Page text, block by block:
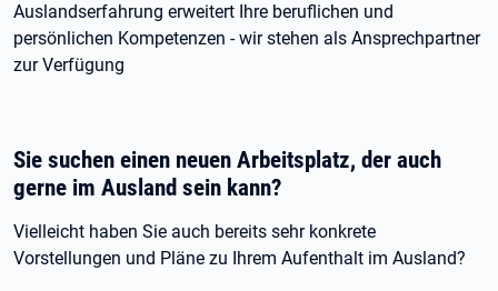
Auslandserfahrung erweitert Ihre beruflichen und
persönlichen Kompetenzen - wir stehen als Ansprechpartner
zur Verfügung
Sie suchen einen neuen Arbeitsplatz, der auch
gerne im Ausland sein kann?
Vielleicht haben Sie auch bereits sehr konkrete
Vorstellungen und Pläne zu Ihrem Aufenthalt im Ausland?